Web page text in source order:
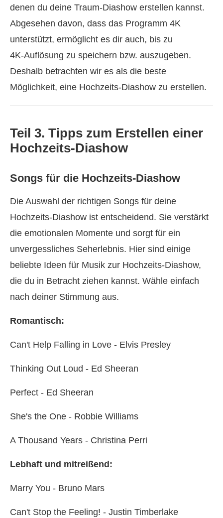
denen du deine Traum‑Diashow erstellen kannst.
Abgesehen davon, dass das Programm 4K
unterstützt, ermöglicht es dir auch, bis zu
4K‑Auflösung zu speichern bzw. auszugeben.
Deshalb betrachten wir es als die beste
Möglichkeit, eine Hochzeits‑Diashow zu erstellen.
Teil 3. Tipps zum Erstellen einer
Hochzeits‑Diashow
Songs für die Hochzeits‑Diashow
Die Auswahl der richtigen Songs für deine
Hochzeits‑Diashow ist entscheidend. Sie verstärkt
die emotionalen Momente und sorgt für ein
unvergessliches Seherlebnis. Hier sind einige
beliebte Ideen für Musik zur Hochzeits‑Diashow,
die du in Betracht ziehen kannst. Wähle einfach
nach deiner Stimmung aus.
Romantisch:
Can't Help Falling in Love - Elvis Presley
Thinking Out Loud - Ed Sheeran
Perfect - Ed Sheeran
She's the One - Robbie Williams
A Thousand Years - Christina Perri
Lebhaft und mitreißend:
Marry You - Bruno Mars
Can't Stop the Feeling! - Justin Timberlake